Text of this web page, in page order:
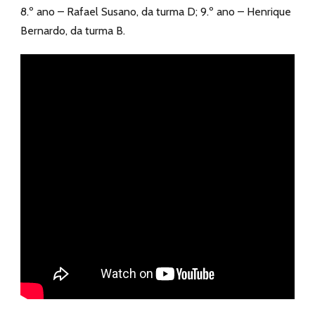
8.º ano – Rafael Susano, da turma D; 9.º ano – Henrique
Bernardo, da turma B.